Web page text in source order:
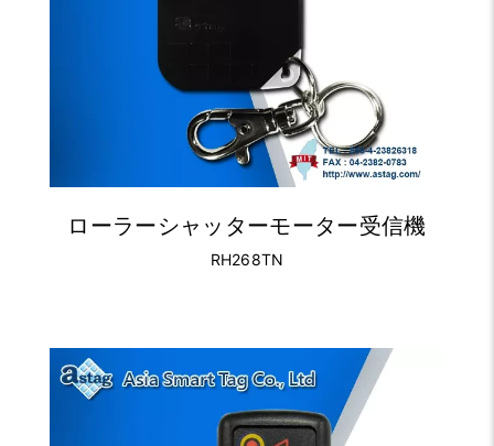
ローラーシャッターモーター受信機
RH268TN